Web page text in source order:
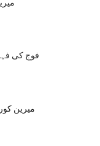
فوج کی
میرین